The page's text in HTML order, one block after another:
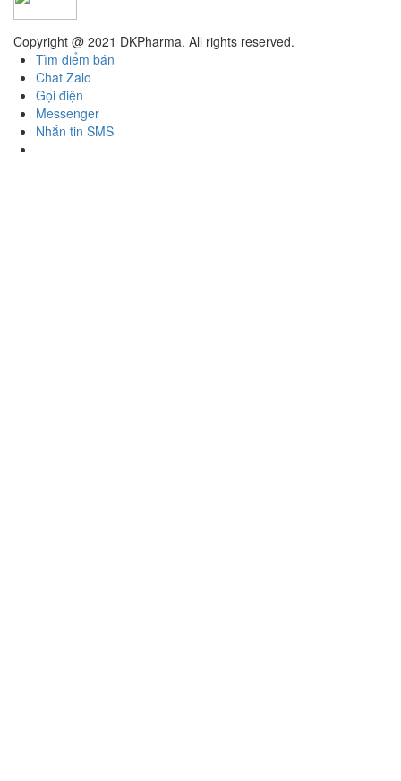
Copyright @ 2021 DKPharma. All rights reserved.
Tìm điểm bán
Chat Zalo
Gọi điện
Messenger
Nhắn tin SMS